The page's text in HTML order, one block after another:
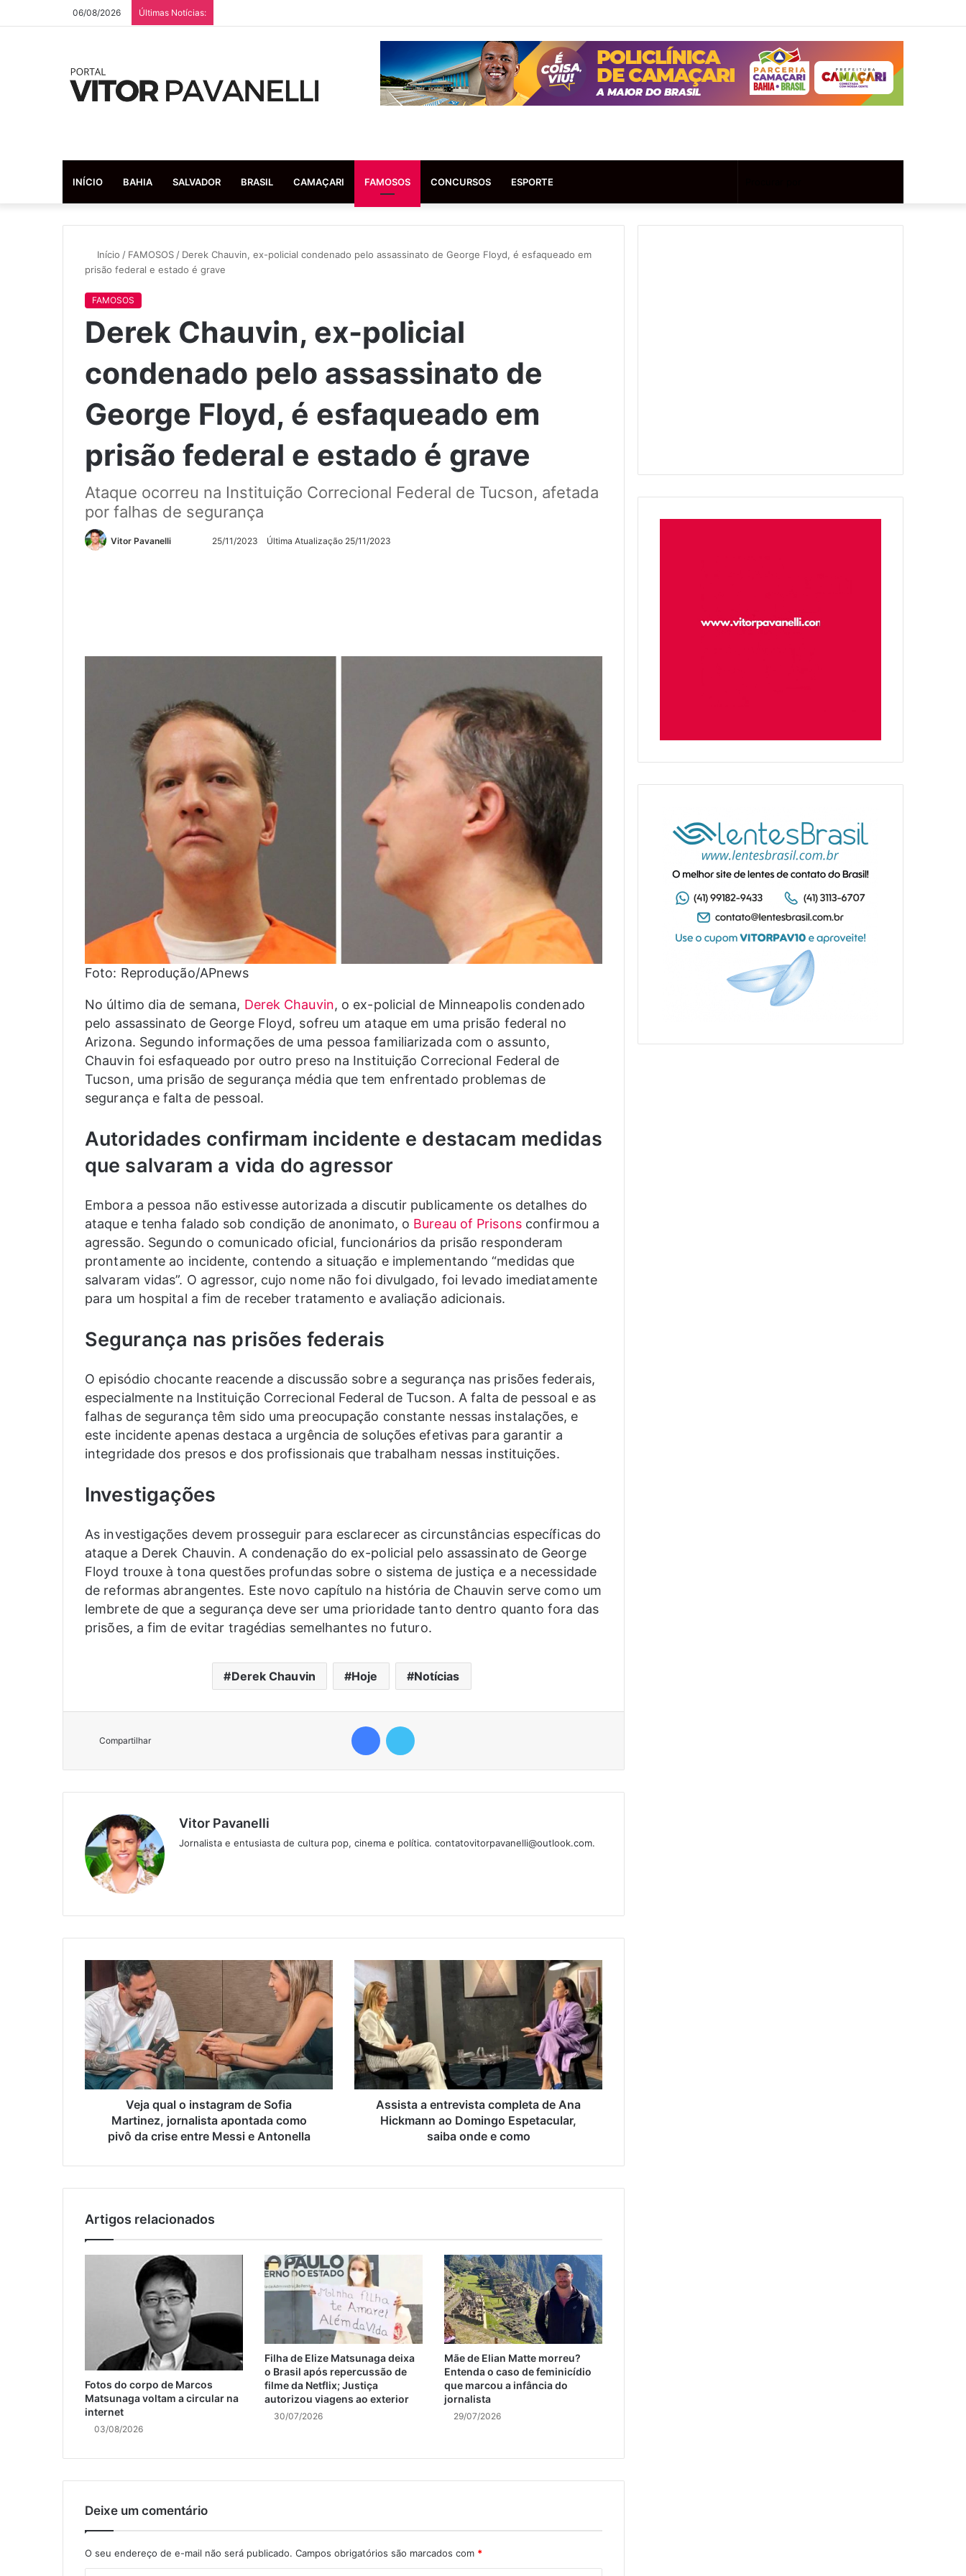
06/08/2026 Últimas Notícias:
INÍCIO BAHIA SALVADOR BRASIL CAMAÇARI FAMOSOS CONCURSOS ESPORTE
por
aleatório
Início / FAMOSOS / Derek Chauvin, ex-policial condenado pelo assassinato de George Floyd, é esfaqueado em
prisão federal e estado é grave
FAMOSOS
Derek Chauvin, ex-policial
condenado pelo assassinato de
George Floyd, é esfaqueado em
prisão federal e estado é grave
Ataque ocorreu na Instituição Correcional Federal de Tucson, afetada
por falhas de segurança
Vitor Pavanelli
Mande25/11/2023 Última Atualização 25/11/2023
Foto: Reprodução/APnews
No último dia de semana, Derek Chauvin, o ex-policial de Minneapolis condenado
pelo assassinato de George Floyd, sofreu um ataque em uma prisão federal no
Arizona. Segundo informações de uma pessoa familiarizada com o assunto,
Chauvin foi esfaqueado por outro preso na Instituição Correcional Federal de
Tucson, uma prisão de segurança média que tem enfrentado problemas de
segurança e falta de pessoal.
Autoridades confirmam incidente e destacam medidas
que salvaram a vida do agressor
Embora a pessoa não estivesse autorizada a discutir publicamente os detalhes do
ataque e tenha falado sob condição de anonimato, o Bureau of Prisonsconfirmou a
agressão. Segundo o comunicado oficial, funcionários da prisão responderam
prontamente ao incidente, contendo a situação e implementando “medidas que
salvaram vidas”. O agressor, cujo nome não foi divulgado, foi levado imediatamente
para um hospital a fim de receber tratamento e avaliação adicionais.
Segurança nas prisões federais
O episódio chocante reacende a discussão sobre a segurança nas prisões federais,
especialmente na Instituição Correcional Federal de Tucson. A falta de pessoal e as
falhas de segurança têm sido uma preocupação constante nessas instalações, e
este incidente apenas destaca a urgência de soluções efetivas para garantir a
integridade dos presos e dos profissionais que trabalham nessas instituições.
Investigações
As investigações devem prosseguir para esclarecer as circunstâncias específicas do
ataque a Derek Chauvin. A condenação do ex-policial pelo assassinato de George
Floyd trouxe à tona questões profundas sobre o sistema de justiça e a necessidade
de reformas abrangentes. Este novo capítulo na história de Chauvin serve como um
lembrete de que a segurança deve ser uma prioridade tanto dentro quanto fora das
prisões, a fim de evitar tragédias semelhantes no futuro.
Derek Chauvin Hoje Notícias
Compartilhar
Facebook
Vitor Pavanelli
Jornalista e entusiasta de cultura pop, cinema e política. contatovitorpavanelli@outlook.com.
Veja qual o instagram de Sofia
Martinez, jornalista apontada como
pivô da crise entre Messi e Antonella
Assista a entrevista completa de Ana
Hickmann ao Domingo Espetacular,
saiba onde e como
Artigos relacionados
Fotos do corpo de Marcos
Matsunaga voltam a circular na
internet
03/08/2026
Filha de Elize Matsunaga deixa
o Brasil após repercussão de
filme da Netflix; Justiça
autorizou viagens ao exterior
30/07/2026
Mãe de Elian Matte morreu?
Entenda o caso de feminicídio
que marcou a infância do
jornalista
29/07/2026
Deixe um comentário
O seu endereço de e-mail não será publicado. Campos obrigatórios são marcados com *